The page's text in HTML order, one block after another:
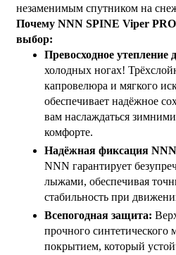
незаменимым спутником на
Почему NNN SPINE Viper
выбор:
Превосходное утепление
холодных ногах!
капровелюра и мягкого
обеспечивает надёжное
вам наслаждаться
комфорте.
Надёжная фиксация
NNN гарантирует
лыжами, обеспечивая
стабильность при
Всепогодная защита:
прочного
покрытием, который